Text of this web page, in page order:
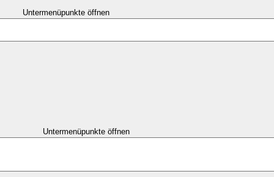
Untermenüpunkte öffnen
Untermenüpunkte öffnen